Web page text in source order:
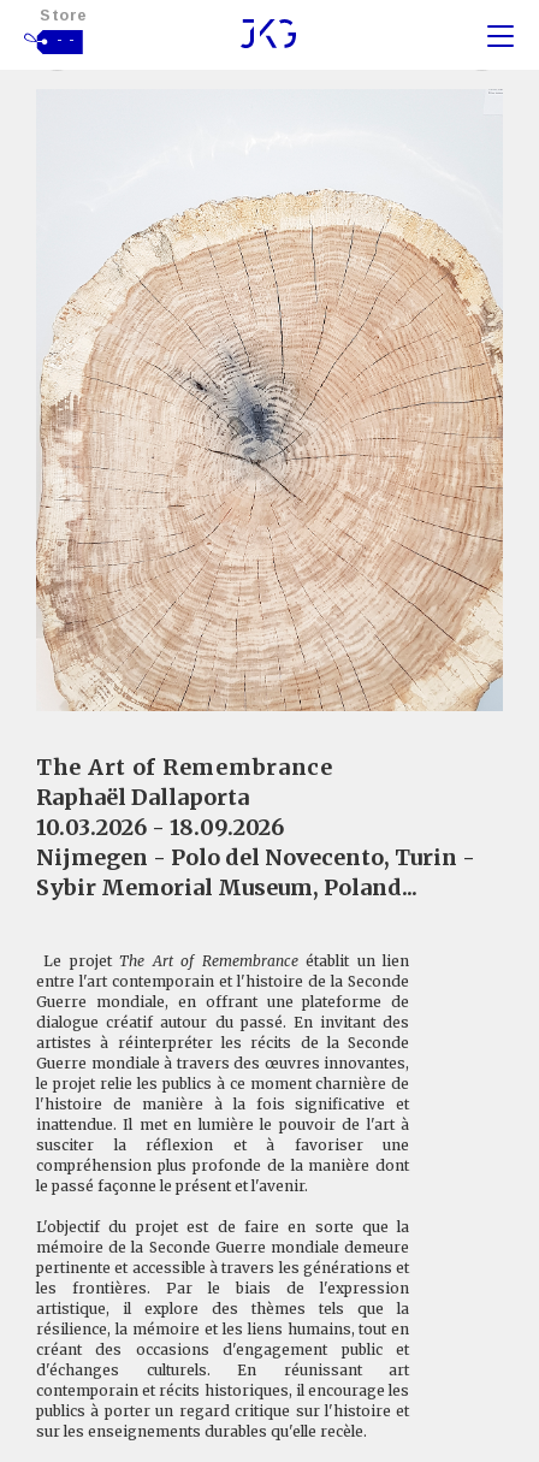
Store
- -
The Art of Remembrance
Raphaël Dallaporta
10.03.2026 - 18.09.2026
Nijmegen - Polo del Novecento, Turin -
Sybir Memorial Museum, Poland...
Le projetThe Art of Remembranceétablit un lien
entre l'art contemporain et l'histoire de la Seconde
Guerre mondiale, en offrant une plateforme de
dialogue créatif autour du passé. En invitant des
artistes à réinterpréter les récits de la Seconde
Guerre mondiale à travers des œuvres innovantes,
le projet relie les publics à ce moment charnière de
l'histoire de manière à la fois significative et
inattendue. Il met en lumière le pouvoir de l'art à
susciter la réflexion et à favoriser une
compréhension plus profonde de la manière dont
le passé façonne le présent et l'avenir.
L'objectif du projet est de faire en sorte que la
mémoire de la Seconde Guerre mondiale demeure
pertinente et accessible à travers les générations et
les frontières. Par le biais de l'expression
artistique, il explore des thèmes tels que la
résilience, la mémoire et les liens humains, tout en
créant des occasions d'engagement public et
d'échanges culturels. En réunissant art
contemporain et récits historiques, il encourage les
publics à porter un regard critique sur l'histoire et
sur les enseignements durables qu'elle recèle.